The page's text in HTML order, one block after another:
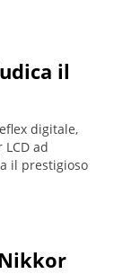
il
digitale,
ad
il prestigioso